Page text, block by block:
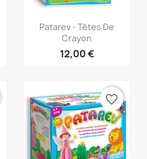
Aperçu rapide
Patarev - Têtes De
Crayon
12,00 €
favorite_border